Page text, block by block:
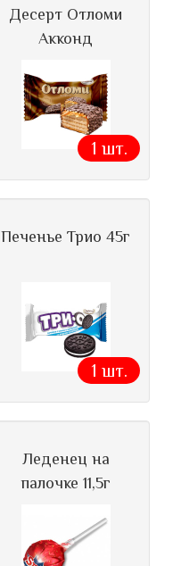
Десерт Отломи
Акконд
1 шт.
Печенье Трио 45г
1 шт.
Леденец на
палочке 11,5г